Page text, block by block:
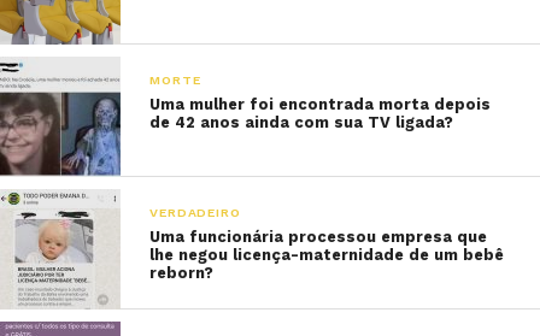
MORTE
Uma mulher foi encontrada morta depois
de 42 anos ainda com sua TV ligada?
VERDADEIRO
Uma funcionária processou empresa que
lhe negou licença-maternidade de um bebê
reborn?